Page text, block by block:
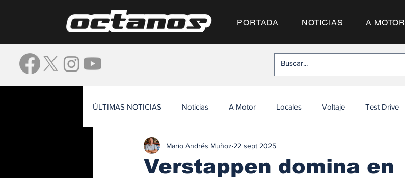
PORTADA NOTICIAS A MOTOR
ÚLTIMAS NOTICIAS Noticias A Motor Locales Voltaje Test Drive
Verstappen domina en
Mario Andrés Muñoz 22 sept 2025